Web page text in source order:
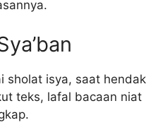
sholat isya, saat hendak
teks, lafal bacaan niat